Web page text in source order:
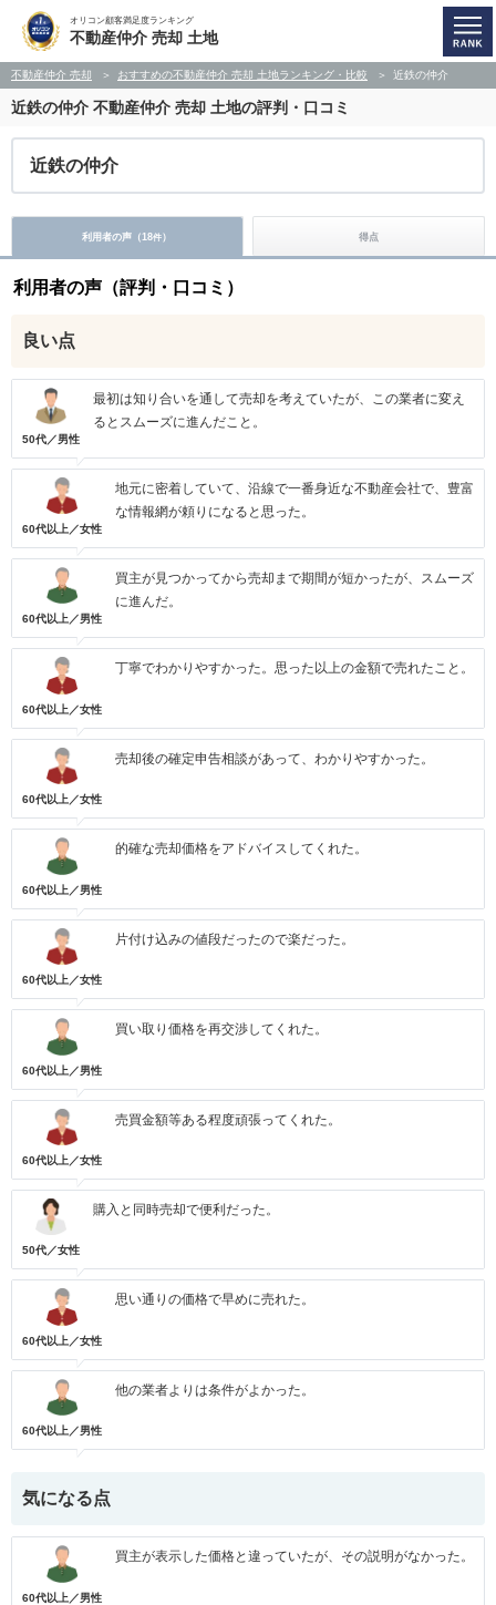
オリコン顧客満足度ランキング
不動産仲介 売却 土地
不動産仲介 売却 おすすめの不動産仲介 売却 土地ランキング・比較 近鉄の仲介
近鉄の仲介 不動産仲介 売却 土地の評判・口コミ
近鉄の仲介
利用者の声（18件） 得点
利用者の声（評判・口コミ）
良い点
50代／男性
最初は知り合いを通して売却を考えていたが、この業者に変え
るとスムーズに進んだこと。
60代以上／女性
地元に密着していて、沿線で一番身近な不動産会社で、豊富
な情報網が頼りになると思った。
60代以上／男性
買主が見つかってから売却まで期間が短かったが、スムーズ
に進んだ。
60代以上／女性
丁寧でわかりやすかった。思った以上の金額で売れたこと。
60代以上／女性
売却後の確定申告相談があって、わかりやすかった。
60代以上／男性
的確な売却価格をアドバイスしてくれた。
60代以上／女性
片付け込みの値段だったので楽だった。
60代以上／男性
買い取り価格を再交渉してくれた。
60代以上／女性
売買金額等ある程度頑張ってくれた。
50代／女性
購入と同時売却で便利だった。
60代以上／女性
思い通りの価格で早めに売れた。
60代以上／男性
他の業者よりは条件がよかった。
気になる点
60代以上／男性
買主が表示した価格と違っていたが、その説明がなかった。